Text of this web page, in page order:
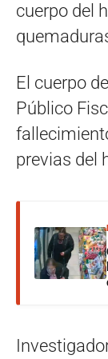
cuerpo del
El cuerpo
Público
previas del